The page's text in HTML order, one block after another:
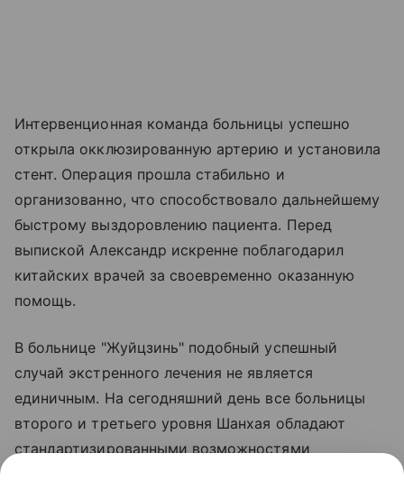
Интервенционная команда больницы успешно
открыла окклюзированную артерию и установила
стент. Операция прошла стабильно и
организованно, что способствовало дальнейшему
быстрому выздоровлению пациента. Перед
выпиской Александр искренне поблагодарил
китайских врачей за своевременно оказанную
помощь.
В больнице "Жуйцзинь" подобный успешный
случай экстренного лечения не является
единичным. На сегодняшний день все больницы
второго и третьего уровня Шанхая обладают
стандартизированными возможностями